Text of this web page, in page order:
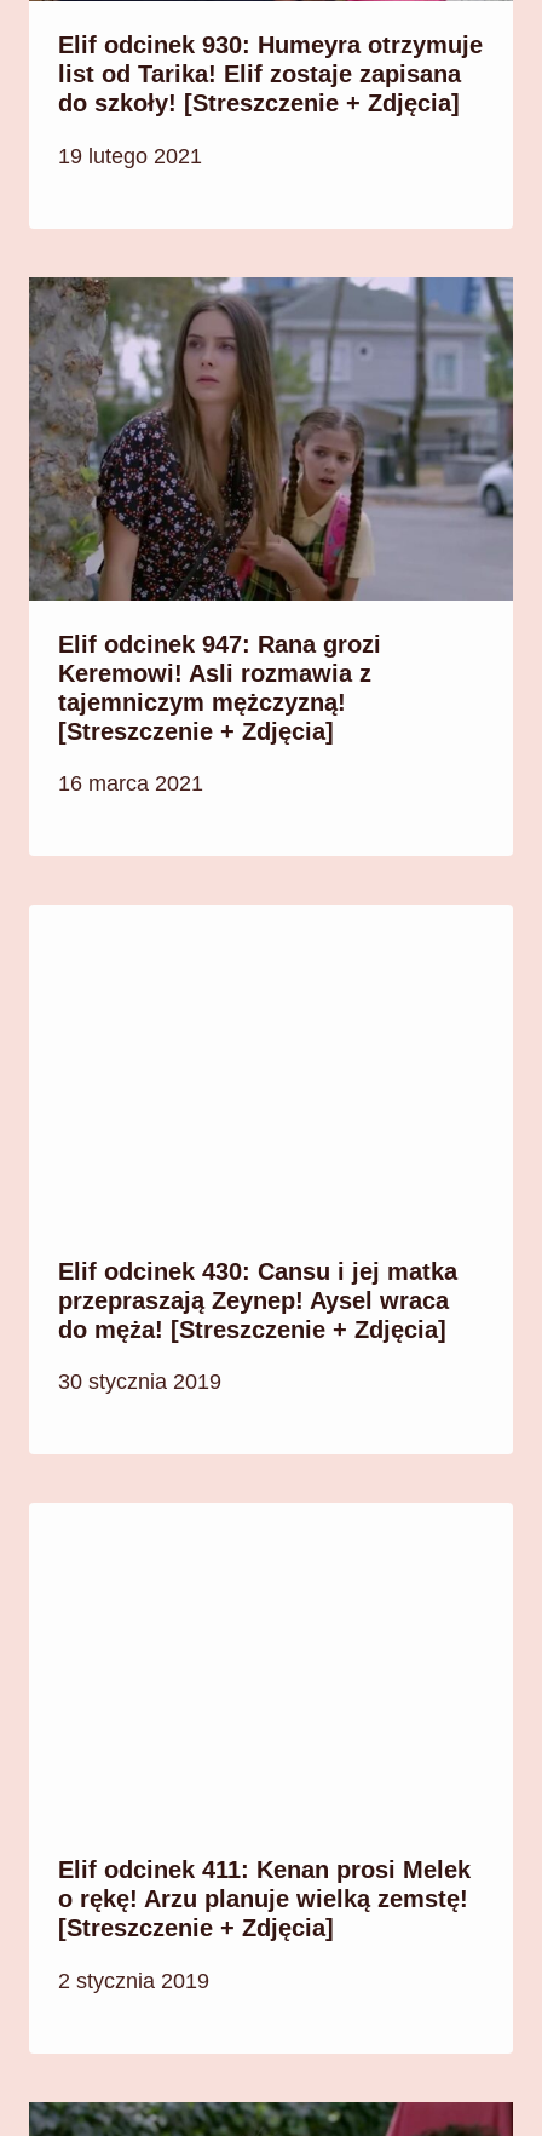
Elif odcinek 930: Humeyra otrzymuje
list od Tarika! Elif zostaje zapisana
do szkoły! [Streszczenie + Zdjęcia]
19 lutego 2021
Elif odcinek 947: Rana grozi
Keremowi! Asli rozmawia z
tajemniczym mężczyzną!
[Streszczenie + Zdjęcia]
16 marca 2021
Elif odcinek 430: Cansu i jej matka
przepraszają Zeynep! Aysel wraca
do męża! [Streszczenie + Zdjęcia]
30 stycznia 2019
Elif odcinek 411: Kenan prosi Melek
o rękę! Arzu planuje wielką zemstę!
[Streszczenie + Zdjęcia]
2 stycznia 2019